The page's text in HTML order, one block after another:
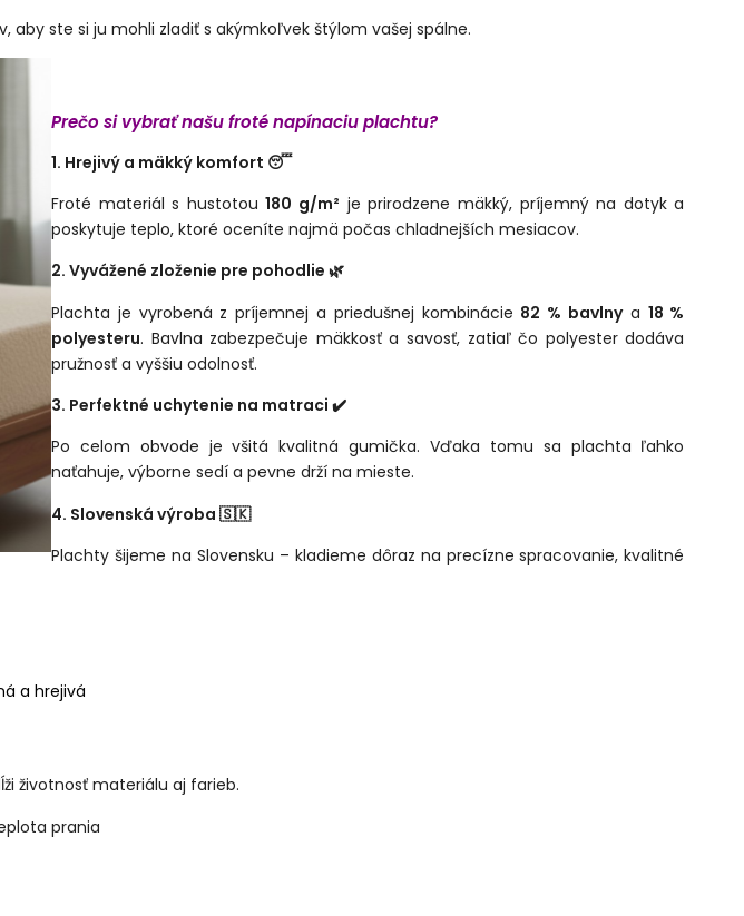
aby ste si ju mohli zladiť s akýmkoľvek štýlom vašej spálne.
Prečo si vybrať našu froté napínaciu plachtu?
1. Hrejivý a mäkký komfort 😴
Froté materiál s hustotou180 g/m² je prirodzene mäkký, príjemný na dotyk a
poskytuje teplo, ktoré oceníte najmä počas chladnejších mesiacov.
2. Vyvážené zloženie pre pohodlie 🌿
Plachta je vyrobená z príjemnej a priedušnej kombinácie 82 % bavlnya 18 %
polyesteru. Bavlna zabezpečuje mäkkosť a savosť, zatiaľ čo polyester dodáva
pružnosť a vyššiu odolnosť.
3. Perfektné uchytenie na matraci ✔️
Po celom obvode je všitá kvalitná gumička. Vďaka tomu sa plachta ľahko
naťahuje, výborne sedí a pevne drží na mieste.
4. Slovenská výroba 🇸🇰
Plachty šijeme na Slovensku – kladieme dôraz na precízne spracovanie, kvalitné
a hrejivá
životnosť materiálu aj farieb.
prania